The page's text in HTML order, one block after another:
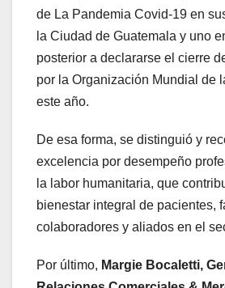
de La Pandemia Covid-19 en
la Ciudad de Guatemala y uno
posterior a declararse el cierre
por la Organización Mundial de
este año.
De esa forma, se distinguió y
excelencia por desempeño
la labor humanitaria, que
bienestar integral de pacientes,
colaboradores y aliados en el
Por último, Margie Bocaletti,